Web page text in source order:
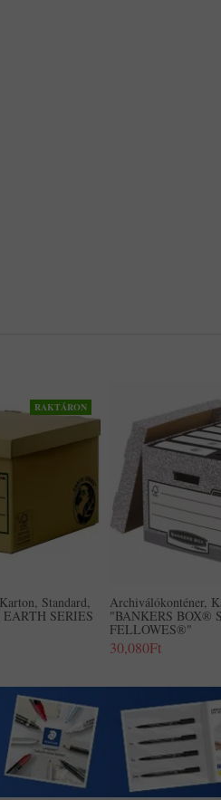
RAKTÁRON
Standard,
SERIES
Archiválókonténer,
"BANKERS BOX®
FELLOWES®"
30,080Ft